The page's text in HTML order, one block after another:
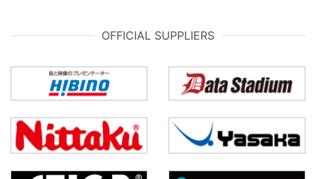
OFFICIAL SUPPLIERS